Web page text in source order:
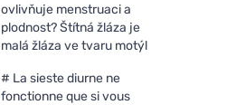
ovlivňuje menstruaci a
plodnost? Štítná žláza je
malá žláza ve tvaru motýl
# La sieste diurne ne
fonctionne que si vous